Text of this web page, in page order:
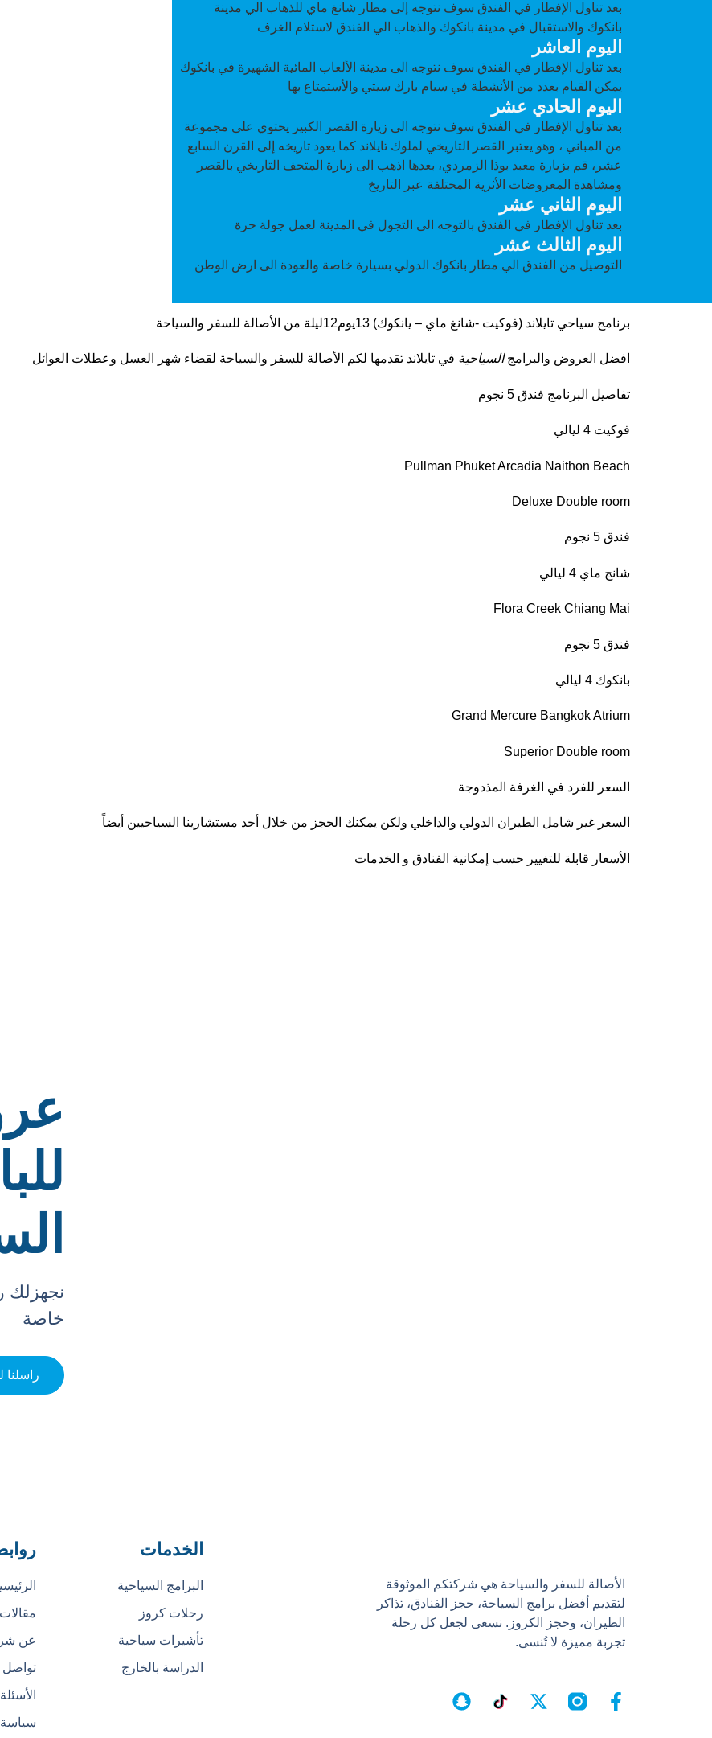
بعد تناول الإفطار في الفندق سوف نتوجه إلى مطار شانغ ماي للذهاب الي مدينة
بانكوك والاستقبال في مدينة بانكوك والذهاب الي الفندق لاستلام الغرف
اليوم العاشر
بعد تناول الإفطار في الفندق سوف نتوجه الى مدينة الألعاب المائية الشهيرة في بانكوك
يمكن القيام بعدد من الأنشطة في سيام بارك سيتي والأستمتاع بها
اليوم الحادي عشر
بعد تناول الإفطار في الفندق سوف نتوجه الى زيارة القصر الكبير يحتوي على مجموعة
من المباني ، وهو يعتبر القصر التاريخي لملوك تايلاند كما يعود تاريخه إلى القرن السابع
عشر، قم بزيارة معبد بوذا الزمردي، بعدها اذهب الى زيارة المتحف التاريخي بالقصر
ومشاهدة المعروضات الأثرية المختلفة عبر التاريخ
اليوم الثاني عشر
بعد تناول الإفطار في الفندق بالتوجه الى التجول في المدينة لعمل جولة حرة
اليوم الثالث عشر
التوصيل من الفندق الي مطار بانكوك الدولي بسيارة خاصة والعودة الى ارض الوطن
برنامج سياحي تايلاند (فوكيت -شانغ ماي – يانكوك) 13يوم12ليلة من الأصالة للسفر والسياحة
افضل العروض والبرامجالسياحية في تايلاند تقدمها لكم الأصالة للسفر والسياحة لقضاء شهر العسل وعطلات العوائل
تفاصيل البرنامج فندق 5 نجوم
فوكيت 4 ليالي
Pullman Phuket Arcadia Naithon Beach
Deluxe Double room
فندق 5 نجوم
شانج ماي 4 ليالي
Flora Creek Chiang Mai
فندق 5 نجوم
بانكوك 4 ليالي
Grand Mercure Bangkok Atrium
Superior Double room
السعر للفرد في الغرفة المذدوجة
السعر غير شامل الطيران الدولي والداخلي ولكن يمكنك الحجز من خلال أحد مستشارينا السياحيين أيضاً
الأسعار قابلة للتغيير حسب إمكانية الفنادق و الخدمات
نجهزلك
خاصة
راسلنا
الأصالة للسفر والسياحة هي شركتكم الموثوقة
لتقديم أفضل برامج السياحة، حجز الفنادق، تذاكر
الطيران، وحجز الكروز. نسعى لجعل كل رحلة
تجربة مميزة لا تُنسى.
الخدمات
البرامج السياحية
رحلات كروز
تأشيرات سياحية
الدراسة بالخارج
عن
تواصل